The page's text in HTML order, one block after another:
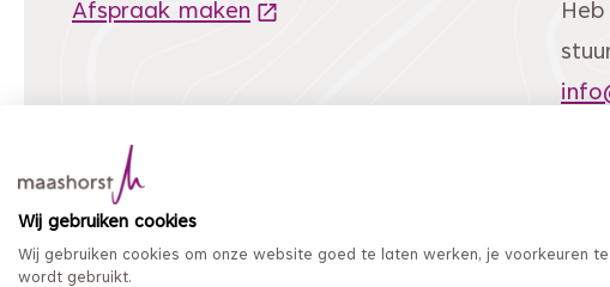
Wij gebruiken cookies
Wij gebruiken cookies om onze website goed te laten werken, je voorkeuren
wordt gebruikt.
Afspraak maken (Deze link gaat naar een